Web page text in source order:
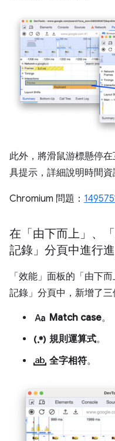
此外，將滑鼠游標懸停
具提示，詳細說明時間資
Chromium 問題：
在「由下而上」、
記錄」分頁中進行
「效能」面板的「由下
記錄」分頁中，新增了三
match_case Match case。
regular_expression 規則運算式。
match_word 全字相符。